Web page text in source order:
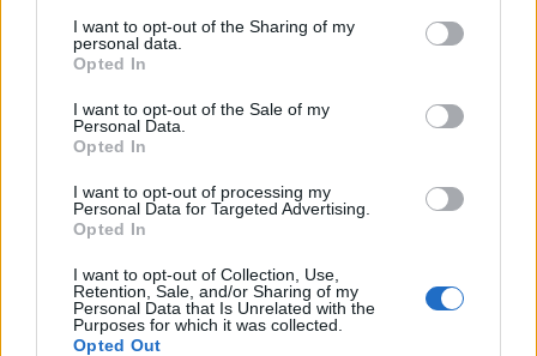
I want to opt-out of the Sharing of my
personal data.
Opted In
I want to opt-out of the Sale of my
Personal Data.
Opted In
I want to opt-out of processing my
Personal Data for Targeted Advertising.
Opted In
I want to opt-out of Collection, Use,
Retention, Sale, and/or Sharing of my
Personal Data that Is Unrelated with the
Purposes for which it was collected.
Opted Out
Cette ville italienne vole la vedette au Portugal cet été
15 MAI 2026
HISTOIREDEVACS